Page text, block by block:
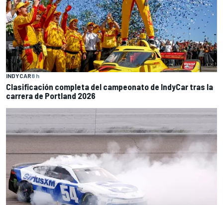
INDYCAR8 h
Clasificación completa del campeonato de IndyCar tras la
carrera de Portland 2026